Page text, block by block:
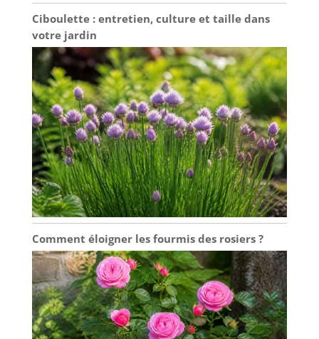
Ciboulette : entretien, culture et taille dans
votre jardin
Comment éloigner les fourmis des rosiers ?